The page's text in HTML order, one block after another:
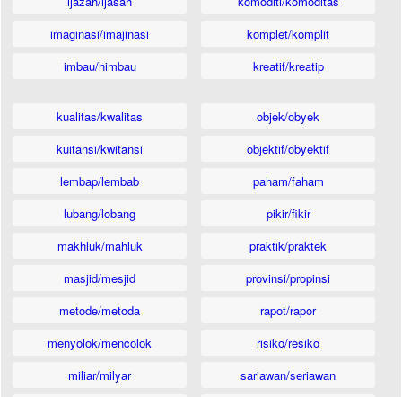
imaginasi/imajinasi
imbau/himbau
komplet/komplit
kreatif/kreatip
kualitas/kwalitas
kuitansi/kwitansi
lembap/lembab
lubang/lobang
makhluk/mahluk
masjid/mesjid
metode/metoda
menyolok/mencolok
miliar/milyar
objek/obyek
objektif/obyektif
paham/faham
pikir/fikir
praktik/praktek
provinsi/propinsi
rapot/rapor
risiko/resiko
sariawan/seriawan